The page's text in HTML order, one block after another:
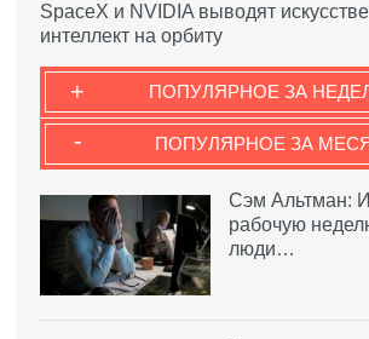
SpaceX и NVIDIA выводят
интеллект на орбиту
ПОПУЛЯРНОЕ ЗА
+
ПОПУЛЯРНОЕ ЗА
-
Сэм Альтман:
рабочую
люди…